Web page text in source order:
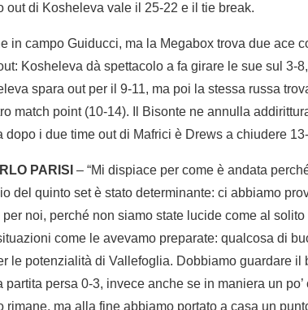
out di Kosheleva vale il 25-22 e il tie break.
in campo Guiducci, ma la Megabox trova due ace
Kosheleva dà spettacolo a fa girare le sue sul 3-
spara out per il 9-11, ma poi la stessa russa
match point (10-14). Il Bisonte ne annulla
dopo i due time out di Mafrici è Drews a chiudere
PARISI – “Mi dispiace per come è andata
del quinto set è stato determinante: ci abbiamo
noi, perché non siamo state lucide come al
come le avevamo preparate: qualcosa di
le potenzialità di Vallefoglia. Dobbiamo guardare
partita persa 0-3, invece anche se in maniera un
rimane, ma alla fine abbiamo portato a casa un